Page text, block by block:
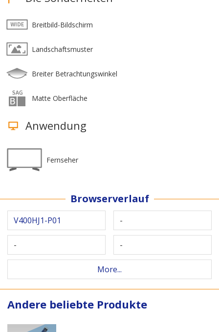
Breitbild-Bildschirm
Landschaftsmuster
Breiter Betrachtungswinkel
Matte Oberfläche
Anwendung
Fernseher
Browserverlauf
V400HJ1-P01 -
- -
More...
Andere beliebte Produkte